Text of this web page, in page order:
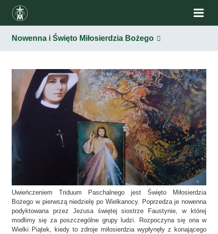
Nowenna i Święto Miłosierdzia Bożego
Uwieńczeniem Triduum Paschalnego jest Święto Miłosierdzia
Bożego w pierwszą niedzielę po Wielkanocy. Poprzedza je nowenna
podyktowana przez Jezusa świętej siostrze Faustynie, w której
modlimy się za poszczególne grupy ludzi. Rozpoczyna się ona w
Wielki Piątek, kiedy to zdroje miłosierdzia wypłynęły z konającego